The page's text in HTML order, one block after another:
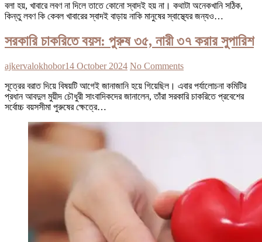
বলা হয়, খাবারে লবণ না দিলে তাতে কোনো স্বাদই হয় না। কথাটা অনেকখানি সঠিক,
কিন্তু লবণ কি কেবল খাবারের স্বাদই বাড়ায় নাকি মানুষের স্বাস্থ্যের জন্যও…
সরকারি চাকরিতে বয়স: পুরুষ ৩৫, নারী ৩৭ করার সুপারিশ
ajkervalokhobor14 October 2024 No Comments
সূত্রের বরাত দিয়ে বিষয়টি আগেই জানাজানি হয়ে গিয়েছিল। এবার পর্যালোচনা কমিটির
প্রধান আবদুল মুয়ীদ চৌধুরী সাংবাদিকদের জানালেন, তাঁরা সরকারি চাকরিতে প্রবেশের
সর্বোচ্চ বয়সসীমা পুরুষের ক্ষেত্রে…